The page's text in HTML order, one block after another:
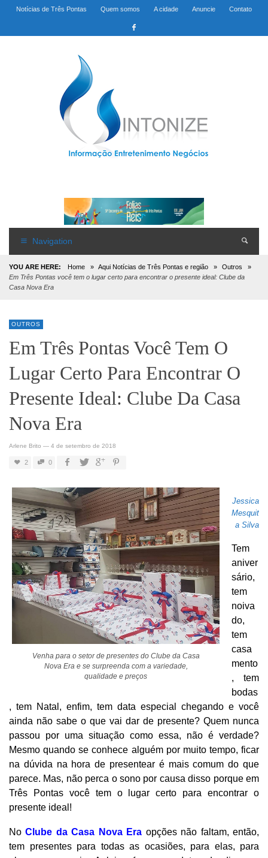
Notícias de Três Pontas Quem somos A cidade Anuncie Contato
Navigation
YOU ARE HERE: Home » Aqui Notícias de Três Pontas e região » Outros
»
Em Três Pontas você tem o lugar certo para encontrar o presente ideal: Clube da
Casa Nova Era
OUTROS
Em Três Pontas Você Tem O
Lugar Certo Para Encontrar O
Presente Ideal: Clube Da Casa
Nova Era
Arlene Brito — 4 de setembro de 2018
2 0
Venha para o setor de presentes do Clube da Casa
Nova Era e se surpreenda com a variedade,
qualidade e preços
Jessica
Mesquit
a Silva
Tem
aniver
sário,
tem
noiva
do,
tem
casa
mento
, tem
bodas
, tem Natal, enfim, tem data especial chegando e você
ainda não sabe o que vai dar de presente? Quem nunca
passou por uma situação como essa, não é verdade?
Mesmo quando se conhece alguém por muito tempo, ficar
na dúvida na hora de presentear é mais comum do que
parece. Mas, não perca o sono por causa disso porque em
Três Pontas você tem o lugar certo para encontrar o
presente ideal!
NoClube da Casa Nova Era opções não faltam, então,
tem presentes para todas as ocasiões, para elas, para